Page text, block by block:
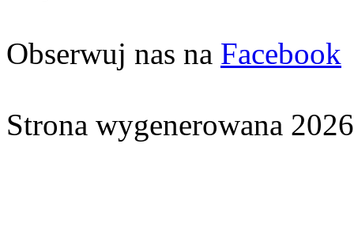
Obserwuj nas na Facebook
Strona wygenerowana